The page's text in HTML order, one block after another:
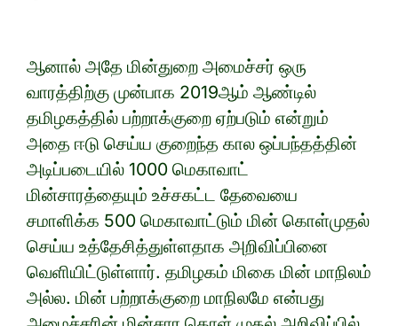
ஆனால் அதே மின்துறை அமைச்சர் ஒரு
வாரத்திற்கு முன்பாக 2019ஆம் ஆண்டில்
தமிழகத்தில் பற்றாக்குறை ஏற்படும் என்றும்
அதை ஈடு செய்ய குறைந்த கால ஒப்பந்தத்தின்
அடிப்படையில் 1000 மெகாவாட்
மின்சாரத்தையும் உச்சகட்ட தேவையை
சமாளிக்க 500 மெகாவாட்டும் மின் கொள்முதல்
செய்ய உத்தேசித்துள்ளதாக அறிவிப்பினை
வெளியிட்டுள்ளார். தமிழகம் மிகை மின் மாநிலம்
அல்ல. மின் பற்றாக்குறை மாநிலமே என்பது